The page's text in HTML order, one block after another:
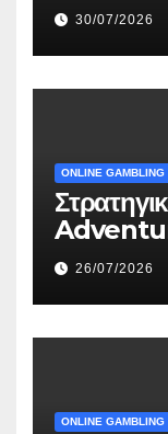
30/07/2026
ONLINE GAMBLING
26/07/2026
ONLINE GAMBLING